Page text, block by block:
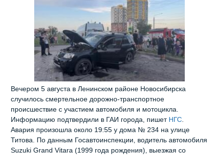
Вечером 5 августа в Ленинском районе Новосибирска
случилось смертельное дорожно‑транспортное
происшествие с участием автомобиля и мотоцикла.
Информацию подтвердили в ГАИ города, пишет НГС.
Авария произошла около 19:55 у дома № 234 на улице
Титова. По данным Госавтоинспекции, водитель автомобиля
Suzuki Grand Vitara (1999 года рождения), выезжая со